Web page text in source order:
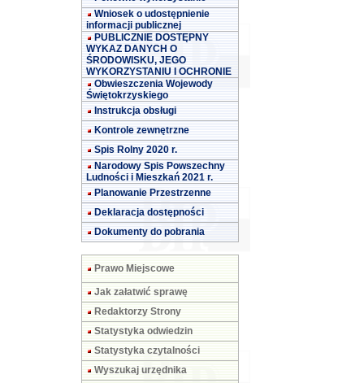
Wniosek o udostępnienie
informacji publicznej
PUBLICZNIE DOSTĘPNY
WYKAZ DANYCH O
ŚRODOWISKU, JEGO
WYKORZYSTANIU I OCHRONIE
Obwieszczenia Wojewody
Świętokrzyskiego
Instrukcja obsługi
Kontrole zewnętrzne
Spis Rolny 2020 r.
Narodowy Spis Powszechny
Ludności i Mieszkań 2021 r.
Planowanie Przestrzenne
Deklaracja dostępności
Dokumenty do pobrania
Prawo Miejscowe
Jak załatwić sprawę
Redaktorzy Strony
Statystyka odwiedzin
Statystyka czytalności
Wyszukaj urzędnika